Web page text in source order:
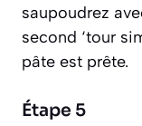
saupoudrez
second ‘tour
pâte est prête.
Étape 5